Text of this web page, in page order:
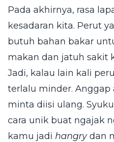
Pada akhirnya, rasa
kesadaran kita. Perut
butuh bahan bakar
makan dan jatuh sakit
Jadi, kalau lain kali
terlalu minder.
minta diisi ulang.
cara unik buat ngajak
kamu jadi hangrydan